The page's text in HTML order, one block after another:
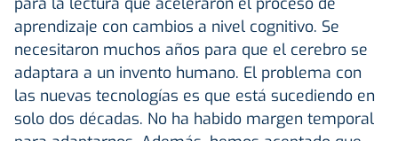
aprendizaje con cambios a nivel cognitivo. Se
necesitaron muchos años para que el cerebro se
adaptara a un invento humano. El problema con
las nuevas tecnologías es que está sucediendo en
solo dos décadas. No ha habido margen temporal